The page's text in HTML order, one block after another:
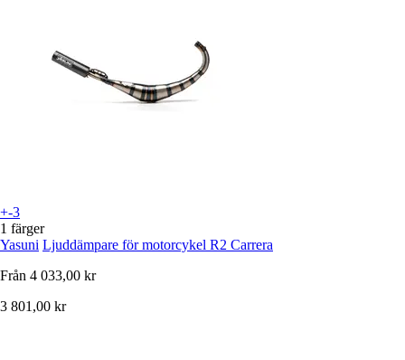
+-3
1 färger
Yasuni Ljuddämpare för motorcykel R2 Carrera
Från 4 033,00 kr
3 801,00 kr